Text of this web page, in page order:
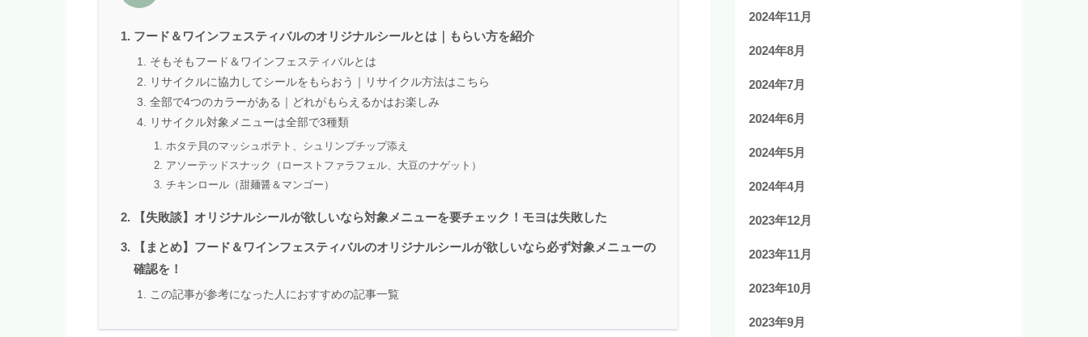
フード＆ワインフェスティバルのオリジナルシールとは｜もらい方を紹介
そもそもフード＆ワインフェスティバルとは
リサイクルに協力してシールをもらおう｜リサイクル方法はこちら
全部で4つのカラーがある｜どれがもらえるかはお楽しみ
リサイクル対象メニューは全部で3種類
ホタテ貝のマッシュポテト、シュリンプチップ添え
アソーテッドスナック（ローストファラフェル、大豆のナゲット）
チキンロール（甜麺醤＆マンゴー）
【失敗談】オリジナルシールが欲しいなら対象メニューを要チェック！モヨは失敗した
【まとめ】フード＆ワインフェスティバルのオリジナルシールが欲しいなら必ず対象メニューの
確認を！
この記事が参考になった人におすすめの記事一覧
2024年11月
2024年8月
2024年7月
2024年6月
2024年5月
2024年4月
2023年12月
2023年11月
2023年10月
2023年9月